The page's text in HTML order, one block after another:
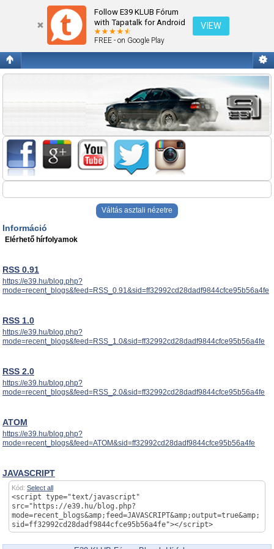
Follow E39 KLUB Fórum
with Tapatalk for Android
FREE - on Google Play
VIEW
Blogok
Váltás asztali nézetre
Információ
Elérhető hírfolyamok
RSS 0.91
https://e39.hu/blog.php?
mode=recent_blogs&feed=RSS_0.91&sid=ff32992cd28dadf9844cfce95b56a4fe
RSS 1.0
https://e39.hu/blog.php?
mode=recent_blogs&feed=RSS_1.0&sid=ff32992cd28dadf9844cfce95b56a4fe
RSS 2.0
https://e39.hu/blog.php?
mode=recent_blogs&feed=RSS_2.0&sid=ff32992cd28dadf9844cfce95b56a4fe
ATOM
https://e39.hu/blog.php?
mode=recent_blogs&feed=ATOM&sid=ff32992cd28dadf9844cfce95b56a4fe
JAVASCRIPT
Kód: Select all
<script type="text/javascript"
src="https://e39.hu/blog.php?
mode=recent_blogs&amp;feed=JAVASCRIPT&amp;output=true&amp;
sid=ff32992cd28dadf9844cfce95b56a4fe"></script>